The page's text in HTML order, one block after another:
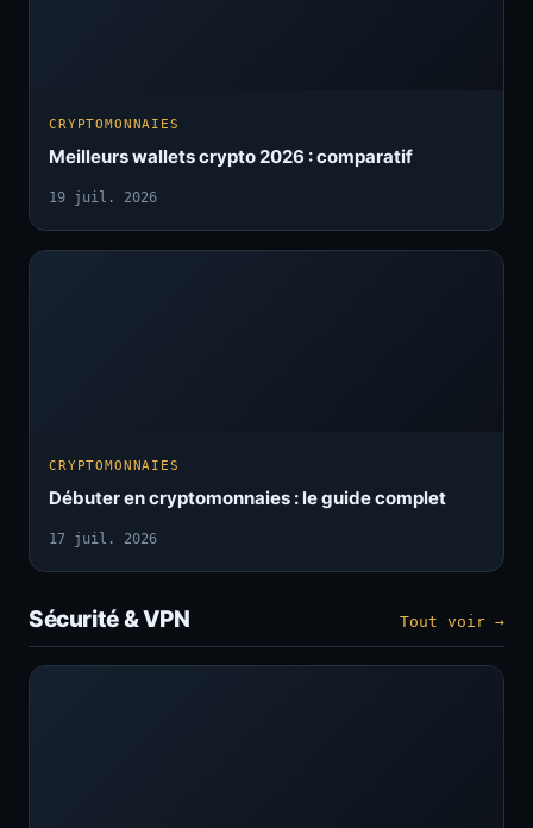
CRYPTOMONNAIES
Meilleurs wallets crypto 2026 : comparatif
19 juil. 2026
CRYPTOMONNAIES
Débuter en cryptomonnaies : le guide complet
17 juil. 2026
Sécurité & VPN Tout voir →